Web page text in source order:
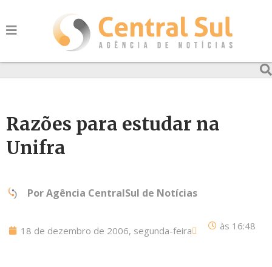
Razões para estudar na
Unifra
PorAgência CentralSul de Notícias
18 de dezembro de 2006, segunda-feira às 16:48